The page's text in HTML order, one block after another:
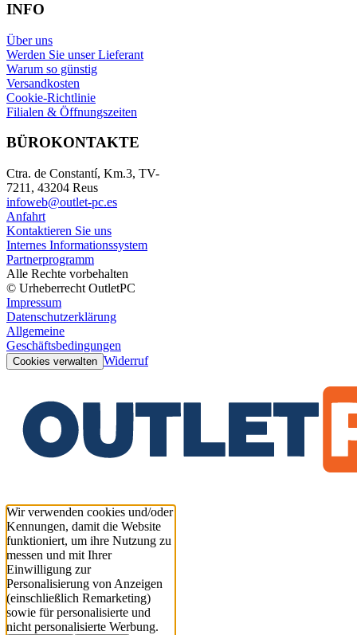
INFO
Über uns
Werden Sie unser Lieferant
Warum so günstig
Versandkosten
Cookie-Richtlinie
Filialen & Öffnungszeiten
BÜROKONTAKTE
Ctra. de Constantí, Km.3, TV-
7211, 43204 Reus
infoweb@outlet-pc.es
Anfahrt
Kontaktieren Sie uns
Internes Informationssystem
Partnerprogramm
Alle Rechte vorbehalten
© Urheberrecht OutletPC
Impressum
Datenschutzerklärung
Allgemeine
Geschäftsbedingungen
Cookies verwalten Widerruf
Wir verwenden cookies und/oder
Kennungen, damit die Website
funktioniert, um ihre Nutzung zu
messen und mit Ihrer
Einwilligung zur
Personalisierung von Anzeigen
(einschließlich Remarketing)
sowie für personalisierte und
nicht personalisierte Werbung.